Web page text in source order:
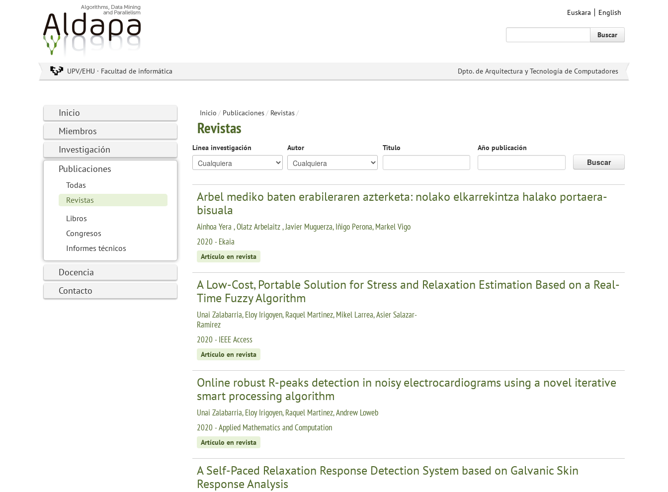
Euskara English
Buscar
UPV/EHU · Facultad de informática Dpto. de Arquitectura y Tecnología de Computadores
Inicio
Miembros
Investigación
Publicaciones
Todas
Revistas
Libros
Congresos
Informes técnicos
Docencia
Contacto
Inicio / Publicaciones/ Revistas/
Revistas
Línea investigación Autor Título Año publicación
Buscar
Arbel mediko baten erabileraren azterketa: nolako elkarrekintza halako portaera-
bisuala
Ainhoa Yera , Olatz Arbelaitz , Javier Muguerza, Iñigo Perona, Markel Vigo
2020 - Ekaia
Artículo en revista
A Low-Cost, Portable Solution for Stress and Relaxation Estimation Based on a Real-
Time Fuzzy Algorithm
Unai Zalabarria, Eloy Irigoyen, Raquel Martinez, Mikel Larrea, Asier Salazar-
Ramirez
2020 - IEEE Access
Artículo en revista
Online robust R-peaks detection in noisy electrocardiograms using a novel iterative
smart processing algorithm
Unai Zalabarria, Eloy Irigoyen, Raquel Martinez, Andrew Loweb
2020 - Applied Mathematics and Computation
Artículo en revista
A Self-Paced Relaxation Response Detection System based on Galvanic Skin
Response Analysis